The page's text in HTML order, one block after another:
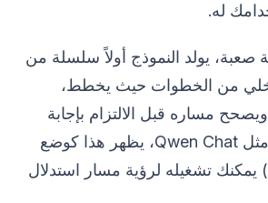
له.
صعبة، يولد النموذج أولاً سلسلة من
من الخطوات حيث يخطط،
مساره قبل الالتزام بإجابة
نهائية. في واجهات مثل Qwen Chat، يظهر هذا كوضع
"تفكير" (Thinking) يمكنك تشغيله لرؤية مسار استدلال